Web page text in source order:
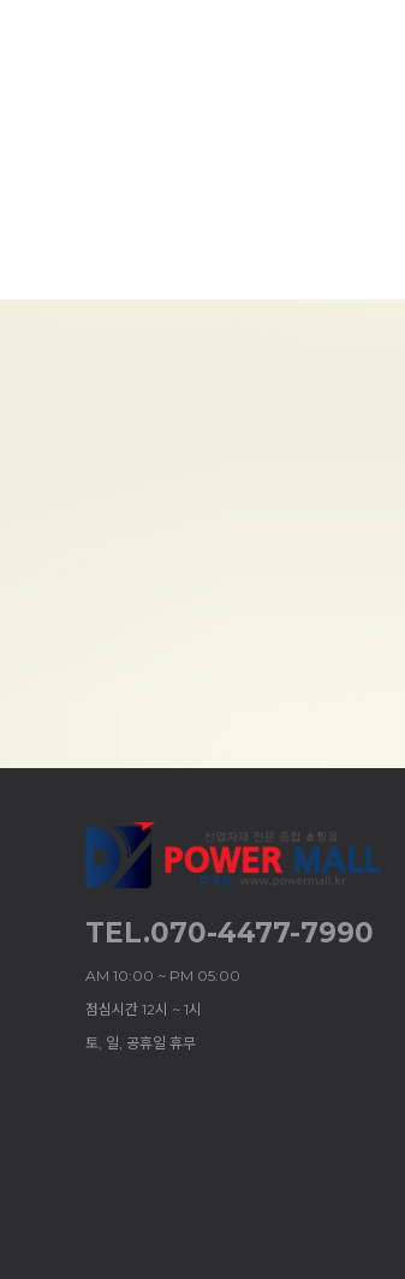
TEL.070-4477-7990
AM 10:00 ~ PM 05:00
점심시간 12시 ~ 1시
토, 일, 공휴일 휴무